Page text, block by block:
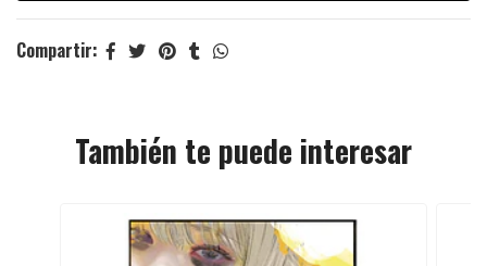
Compartir:
También te puede interesar